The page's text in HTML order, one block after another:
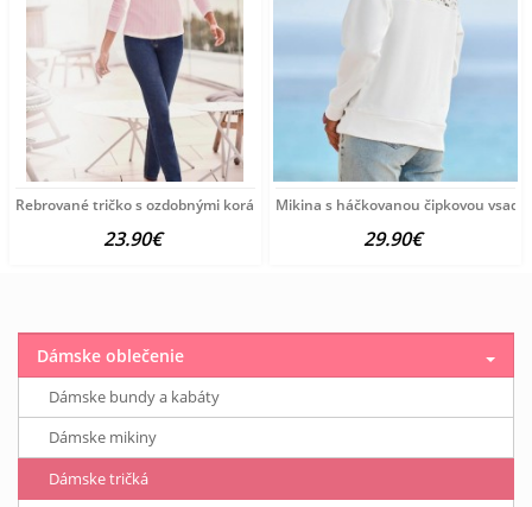
Rebrované tričko s ozdobnými korálkami Ashley Brooke, ružové
23.90€
Mikina s háčkovanou čipkovou
29.90€
Dámske oblečenie
Dámske bundy a kabáty
Dámske mikiny
Dámske tričká